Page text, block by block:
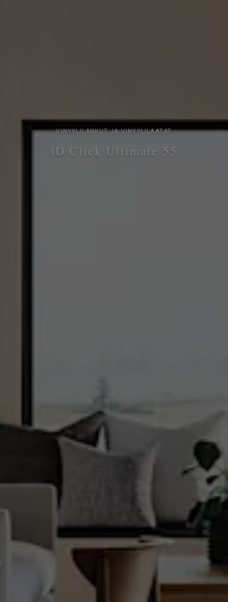
VINYYLILANKUT JA VINYYLILAATAT
iD Click Ultimate 55